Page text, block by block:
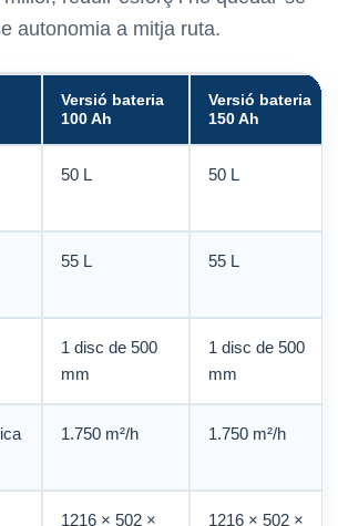
autonomia a mitja ruta.
Versió bateria
100 Ah
Versió bateria
150 Ah
50 L 50 L
55 L 55 L
1 disc de 500
mm
1 disc de 500
mm
1.750 m²/h 1.750 m²/h
1216 × 502 ×
1216 × 502 ×